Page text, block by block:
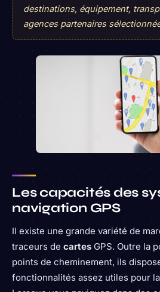
destinations, équipement,
agences partenaires
Les capacités des
navigation GPS
Il existe une grande variété de
traceurs de cartes GPS. Outre la
points de cheminement, ils
fonctionnalités assez utiles pour